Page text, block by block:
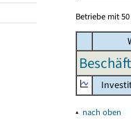
Betriebe mit
▴ nach oben